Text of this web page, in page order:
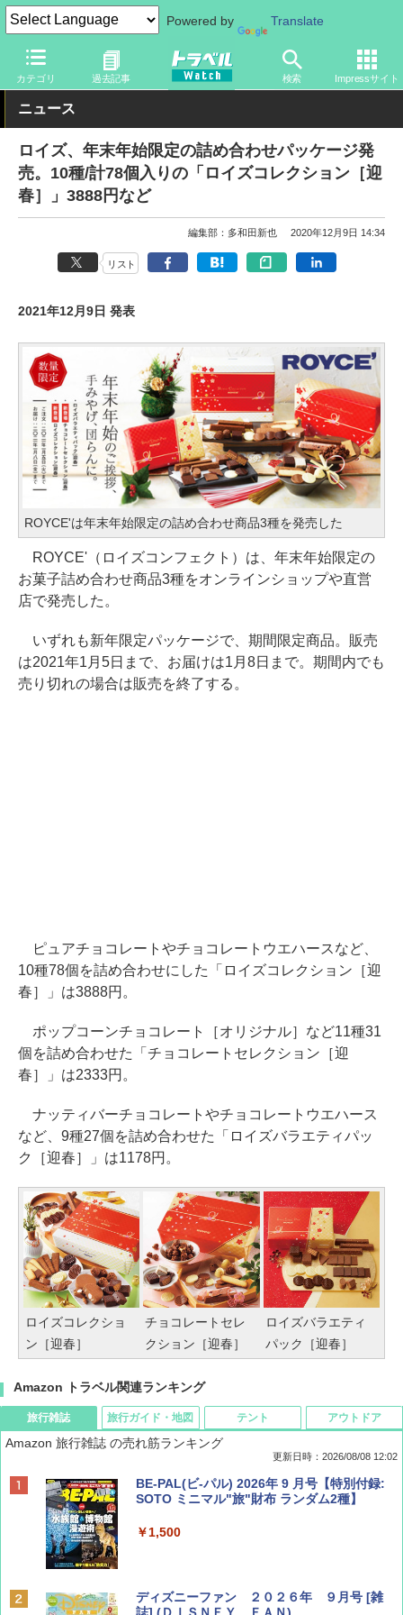
Powered by Translate
カテゴリ 過去記事 検索 Impressサイト
トラベル Watch 地域 国内旅行 北海道
ニュース
ロイズ、年末年始限定の詰め合わせパッケージ発
売。10種/計78個入りの「ロイズコレクション［迎
春］」3888円など
編集部：多和田新也 2020年12月9日 14:34
リスト
2021年12月9日 発表
ROYCE'は年末年始限定の詰め合わせ商品3種を発売した
ROYCE'（ロイズコンフェクト）は、年末年始限定の
お菓子詰め合わせ商品3種をオンラインショップや直営
店で発売した。
いずれも新年限定パッケージで、期間限定商品。販売
は2021年1月5日まで、お届けは1月8日まで。期間内でも
売り切れの場合は販売を終了する。
ピュアチョコレートやチョコレートウエハースなど、
10種78個を詰め合わせにした「ロイズコレクション［迎
春］」は3888円。
ポップコーンチョコレート［オリジナル］など11種31
個を詰め合わせた「チョコレートセレクション［迎
春］」は2333円。
ナッティバーチョコレートやチョコレートウエハース
など、9種27個を詰め合わせた「ロイズバラエティパッ
ク［迎春］」は1178円。
ロイズコレクショ
ン［迎春］
チョコレートセレ
クション［迎春］
ロイズバラエティ
パック［迎春］
Amazon トラベル関連ランキング
旅行雑誌
Amazon 旅行雑誌 の売れ筋ランキング
更新日時：2026/08/08 12:02
BE-PAL(ビ-パル) 2026年 9 月号【特別付録:
SOTO ミニマル"旅"財布 ランダム2種】
￥1,500
ディズニーファン ２０２６年 ９月号 [雑
旅行ガイド・地図 テント アウトドア